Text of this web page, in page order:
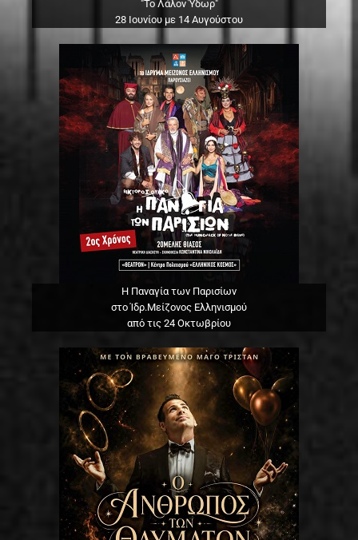
"Το Λάλον Ύδωρ"
28 Ιουνίου με 14 Αυγούστου
Η Παναγία των Παρισίων
στο Ίδρ.Μείζονος Ελληνισμού
από τις 24 Οκτωβρίου